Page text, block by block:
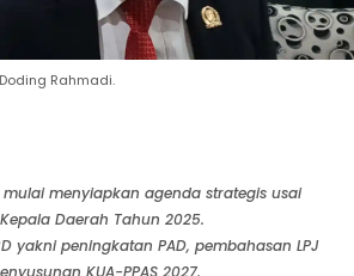
Rahmadi.
mulai menyiapkan agenda strategis usai
Daerah Tahun 2025.
yakni peningkatan PAD, pembahasan LPJ
KUA-PPAS 2027.